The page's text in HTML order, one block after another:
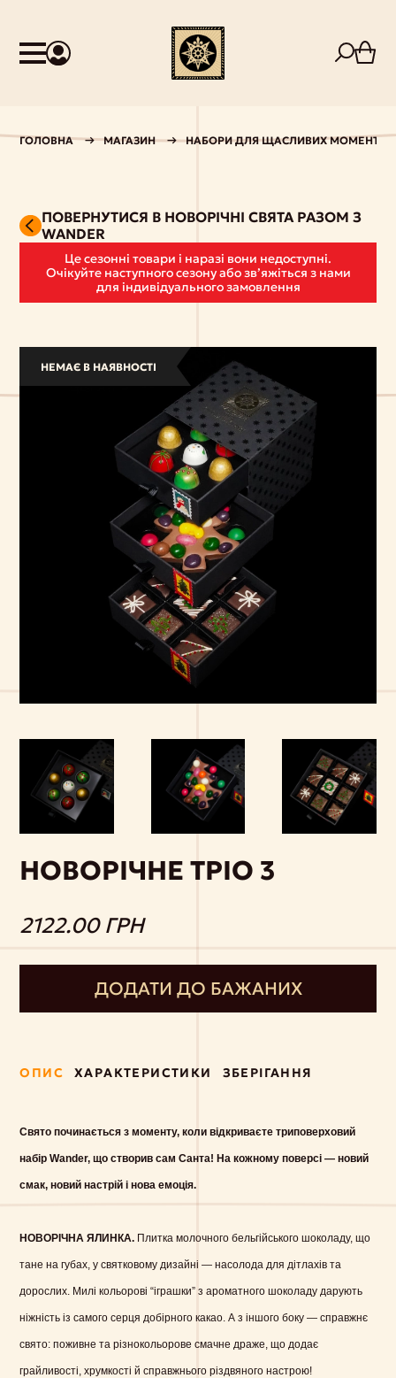
ГОЛОВНА МАГАЗИН НАБОРИ ДЛЯ ЩАСЛИВИХ МОМЕНТІВ
ПОВЕРНУТИСЯ В НОВОРІЧНІ СВЯТА РАЗОМ З
WANDER
Це сезонні товари і наразі вони недоступні.
Очікуйте наступного сезону або звʼяжіться з нами
для індивідуального замовлення
НЕМАЄ В НАЯВНОСТІ
НОВОРІЧНЕ ТРІО 3
2122.00 ГРН
ДОДАТИ ДО БАЖАНИХ
ОПИС ХАРАКТЕРИСТИКИ ЗБЕРІГАННЯ
Свято починається з моменту, коли відкриваєте триповерховий
набір Wander, що створив сам Санта! На кожному поверсі — новий
смак, новий настрій і нова емоція.
НОВОРІЧНА ЯЛИНКА. Плитка молочного бельгійського шоколаду, що
тане на губах, у святковому дизайні — насолода для дітлахів та
дорослих. Милі кольорові “іграшки” з ароматного шоколаду дарують
ніжність із самого серця добірного какао. А з іншого боку — справжнє
свято: поживне та різнокольорове смачне драже, що додає
грайливості, хрумкості й справжнього різдвяного настрою!